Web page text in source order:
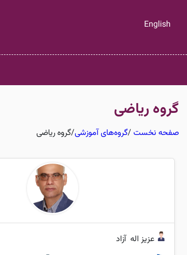
English
گروه ریاضی
صفحه نخست /گروه‌های آموزشی/گروه ریاضی
عزیز اله آزاد